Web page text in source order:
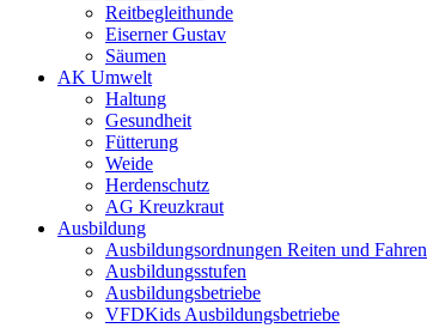
Reitbegleithunde
Eiserner Gustav
Säumen
AK Umwelt
Haltung
Gesundheit
Fütterung
Weide
Herdenschutz
AG Kreuzkraut
Ausbildung
Ausbildungsordnungen Reiten und Fahren
Ausbildungsstufen
Ausbildungsbetriebe
VFDKids Ausbildungsbetriebe